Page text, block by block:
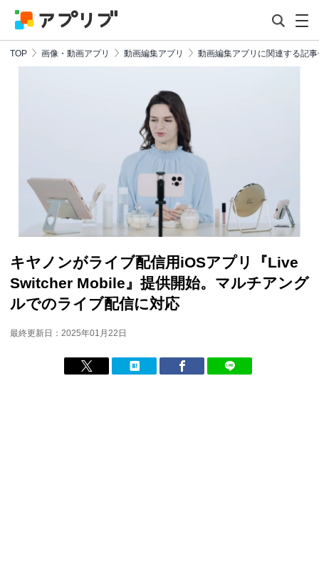
TOP 画像・動画アプリ 動画編集アプリ 動画編集アプリに関連する記
キヤノンがライブ配信用iOSアプリ『Live
Switcher Mobile』提供開始。マルチアング
ルでのライブ配信に対応
最終更新日：2025年01月22日